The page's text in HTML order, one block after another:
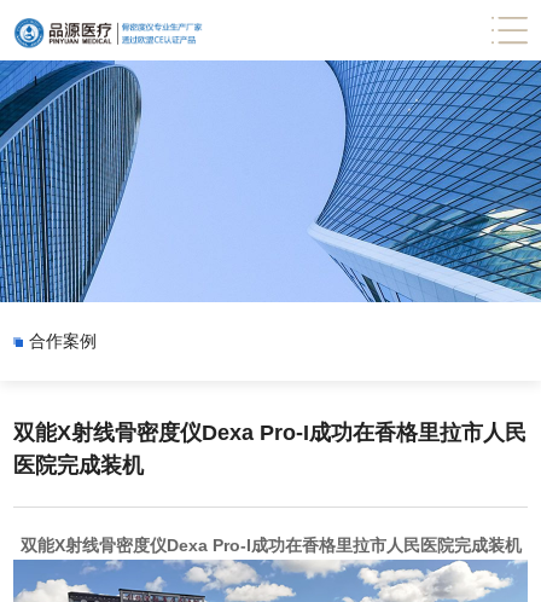
合作案例
双能X射线骨密度仪Dexa Pro-I​成功在香格里拉市人民
医院完成装机
双能X射线骨密度仪Dexa Pro-I​成功在香格里拉市人民医院完成装机